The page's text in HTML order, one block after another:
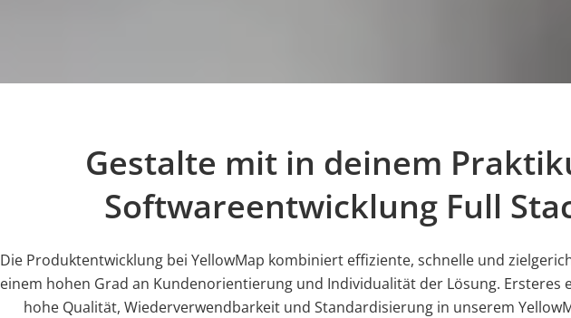
Gestalte mit in deinem
Softwareentwicklung Full
Die Produktentwicklung bei YellowMap kombiniert effiziente, schnelle und
einem hohen Grad an Kundenorientierung und Individualität der Lösung. Ersteres
hohe Qualität, Wiederverwendbarkeit und Standardisierung in unserem